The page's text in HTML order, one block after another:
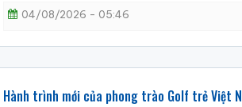
04/08/2026 - 05:46
Hành trình mới của phong trào Golf trẻ Việt